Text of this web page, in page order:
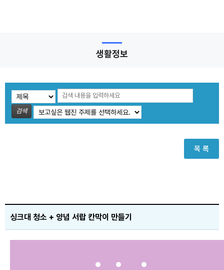
생활정보
검색
목 록
싱크대 청소 + 양념 서랍 칸막이 만들기